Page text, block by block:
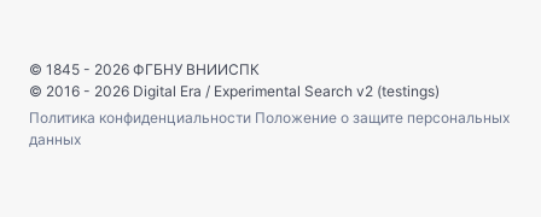
© 1845 - 2026 ФГБНУ ВНИИСПК
© 2016 - 2026 Digital Era / Experimental Search v2 (testings)
Политика конфиденциальности Положение о защите персональных
данных